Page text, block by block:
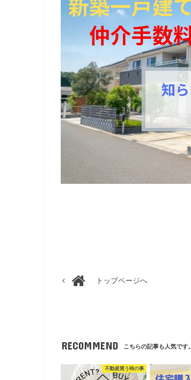
トップページへ
RECOMMEND こちらの記事も人気です。
不動産買う時の事